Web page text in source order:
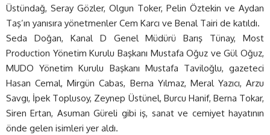
Üstündağ, Seray Gözler, Olgun Toker, Pelin Öztekin ve Aydan
Taş’ın yanısıra yönetmenler Cem Karcı ve Benal Tairi de katıldı.
Seda Doğan, Kanal D Genel Müdürü Barış Tünay, Most
Production Yönetim Kurulu Başkanı Mustafa Oğuz ve Gül Oğuz,
MUDO Yönetim Kurulu Başkanı Mustafa Taviloğlu, gazeteci
Hasan Cemal, Mirgün Cabas, Berna Yılmaz, Meral Yazıcı, Arzu
Savgı, İpek Toplusoy, Zeynep Üstünel, Burcu Hanif, Berna Tokar,
Siren Ertan, Asuman Güreli gibi iş, sanat ve cemiyet hayatının
önde gelen isimleri yer aldı.